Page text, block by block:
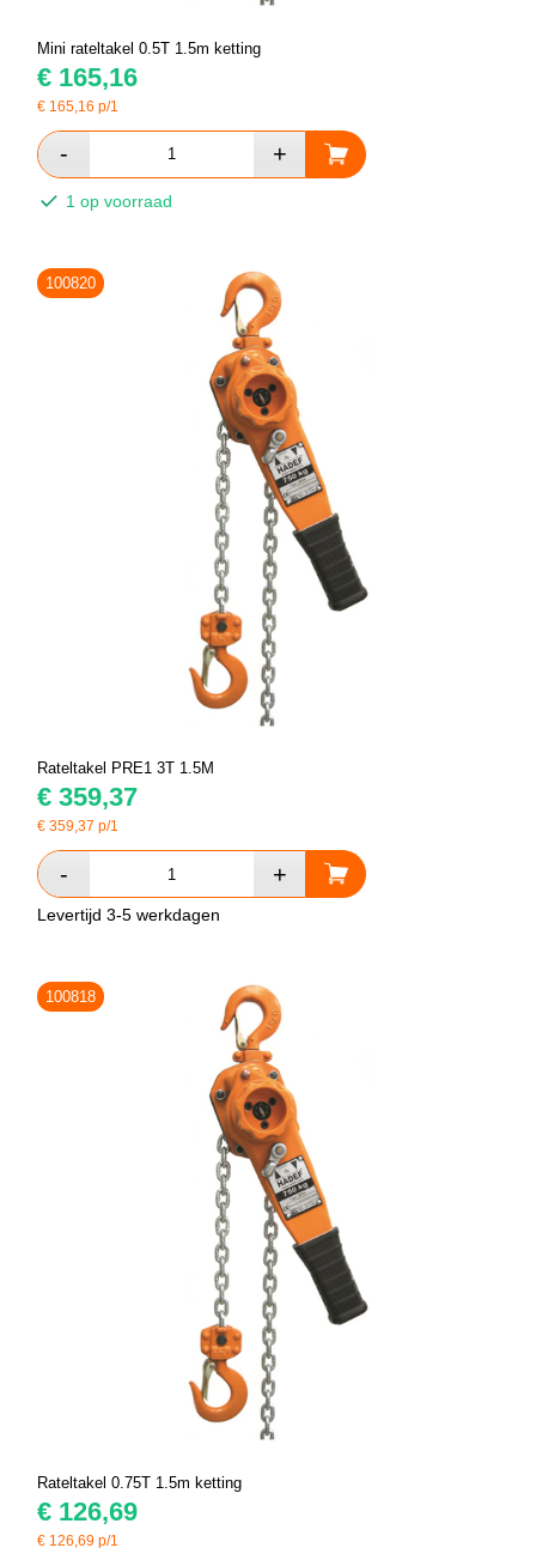
Mini rateltakel 0.5T 1.5m ketting
€ 165,16
€ 165,16 p/1
1 op voorraad
100820
Rateltakel PRE1 3T 1.5M
€ 359,37
€359,37 p/1
Levertijd 3-5 werkdagen
100818
Rateltakel 0.75T 1.5m ketting
€ 126,69
€ 126,69 p/1